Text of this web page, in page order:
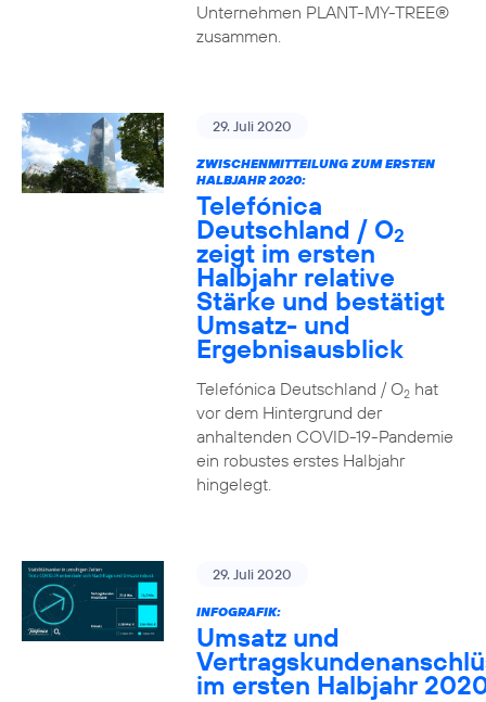
Unternehmen PLANT-MY-TREE®
zusammen.
29. Juli 2020
ZWISCHENMITTEILUNG ZUM ERSTEN
HALBJAHR 2020:
Telefónica
Deutschland / O2
zeigt im ersten
Halbjahr relative
Stärke und bestätigt
Umsatz- und
Ergebnisausblick
Telefónica Deutschland / O2hat
vor dem Hintergrund der
anhaltenden COVID-19-Pandemie
ein robustes erstes Halbjahr
hingelegt.
29. Juli 2020
INFOGRAFIK:
Umsatz und
im ersten Halbjahr